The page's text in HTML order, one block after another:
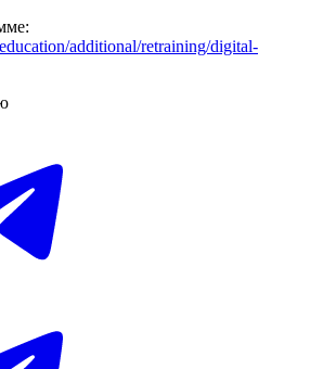
additional/retraining/digital-